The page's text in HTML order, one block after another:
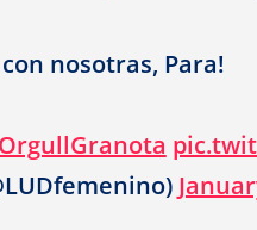
nosotras, Para!